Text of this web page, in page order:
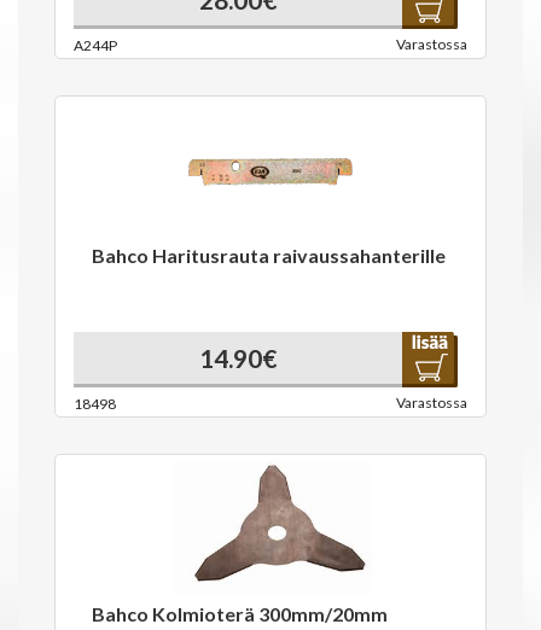
A244P Varastossa
Bahco Haritusrauta raivaussahanterille
14.90€
18498 Varastossa
Bahco Kolmioterä 300mm/20mm